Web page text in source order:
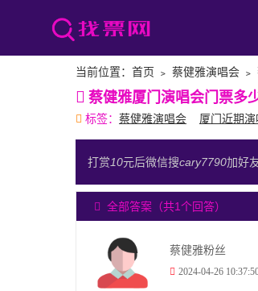
当前位置： 首页 ﹥ 蔡健雅演唱会 ﹥
蔡健雅厦门演唱会门票多
标签： 蔡健雅演唱会 厦门近期
打赏10元后微信搜cary7790加好
全部答案（共1个回答）
蔡健雅粉丝
2024-04-26